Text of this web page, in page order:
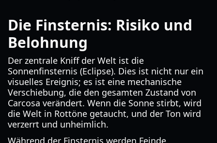
Die Finsternis: Risiko und
Belohnung
Der zentrale Kniff der Welt ist die
Sonnenfinsternis (Eclipse). Dies ist nicht nur ein
visuelles Ereignis; es ist eine mechanische
Verschiebung, die den gesamten Zustand von
Carcosa verändert. Wenn die Sonne stirbt, wird
die Welt in Rottöne getaucht, und der Ton wird
verzerrt und unheimlich.
Während der Finsternis werden Feinde